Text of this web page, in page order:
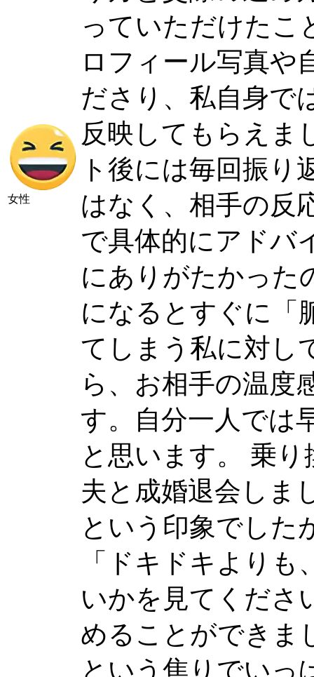
女性
っていただけたこ
ロフィール写真や
ださり、私自身で
反映してもらえま
ト後には毎回振り
はなく、相手の反
で具体的にアドバ
にありがたかった
になるとすぐに「
てしまう私に対し
ら、お相手の温度
す。自分一人では
と思います。 乗
夫と成婚退会しま
という印象でした
「ドキドキより
いかを見てくださ
めることができま
という焦りでいっ